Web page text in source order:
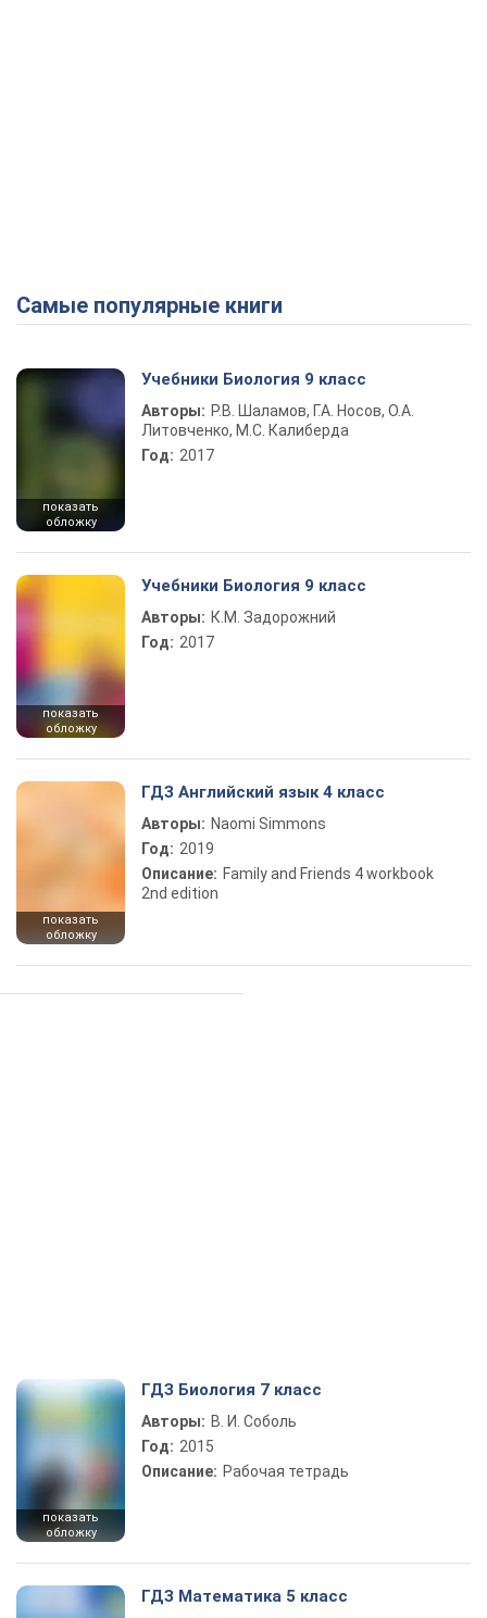
Самые популярные книги
показать
обложку
Учебники Биология 9 класс
Авторы: Р.В. Шаламов, Г.А. Носов, О.А.
Литовченко, М.С. Калиберда
Год: 2017
показать
обложку
Учебники Биология 9 класс
Авторы: К.М. Задорожний
Год: 2017
показать
обложку
ГДЗ Английский язык 4 класс
Авторы: Naomi Simmons
Год: 2019
Описание: Family and Friends 4 workbook
2nd edition
показать
обложку
ГДЗ Биология 7 класс
Авторы: В. И. Соболь
Год: 2015
Описание: Рабочая тетрадь
ГДЗ Математика 5 класс